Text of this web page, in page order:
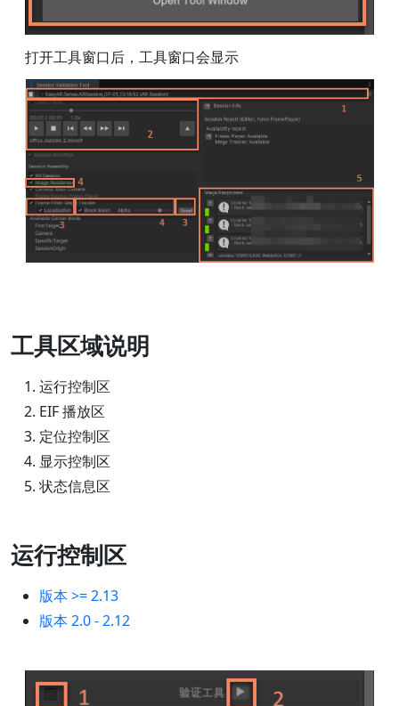
打开工具窗口后，工具窗口会显示
工具区域说明
运行控制区
EIF 播放区
定位控制区
显示控制区
状态信息区
运行控制区
版本 >= 2.13
版本 2.0 - 2.12